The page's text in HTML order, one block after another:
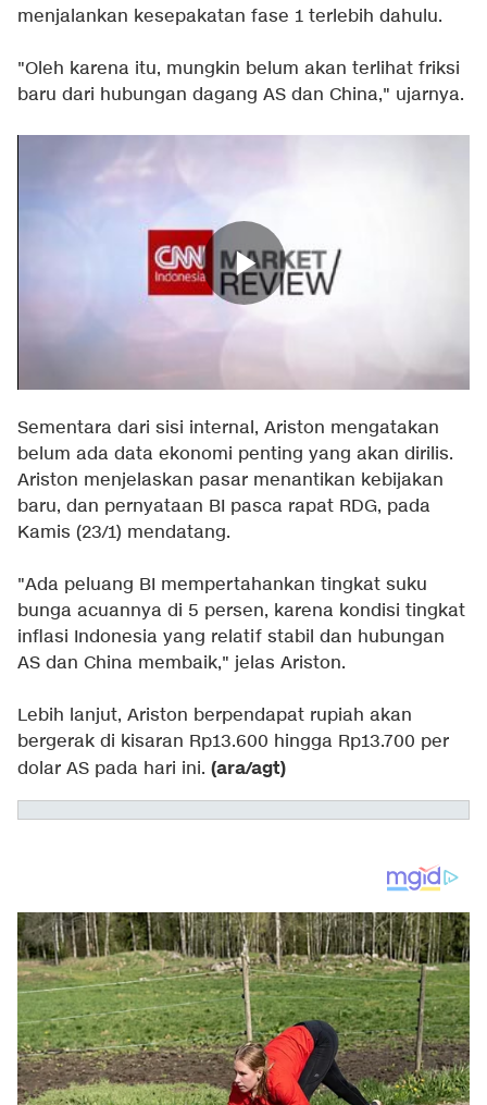
menjalankan kesepakatan fase 1 terlebih dahulu.
"Oleh karena itu, mungkin belum akan terlihat friksi
baru dari hubungan dagang AS dan China," ujarnya.
Sementara dari sisi internal, Ariston mengatakan
belum ada data ekonomi penting yang akan dirilis.
Ariston menjelaskan pasar menantikan kebijakan
baru, dan pernyataan BI pasca rapat RDG, pada
Kamis (23/1) mendatang.
"Ada peluang BI mempertahankan tingkat suku
bunga acuannya di 5 persen, karena kondisi tingkat
inflasi Indonesia yang relatif stabil dan hubungan
AS dan China membaik," jelas Ariston.
Lebih lanjut, Ariston berpendapat rupiah akan
bergerak di kisaran Rp13.600 hingga Rp13.700 per
dolar AS pada hari ini. (ara/agt)